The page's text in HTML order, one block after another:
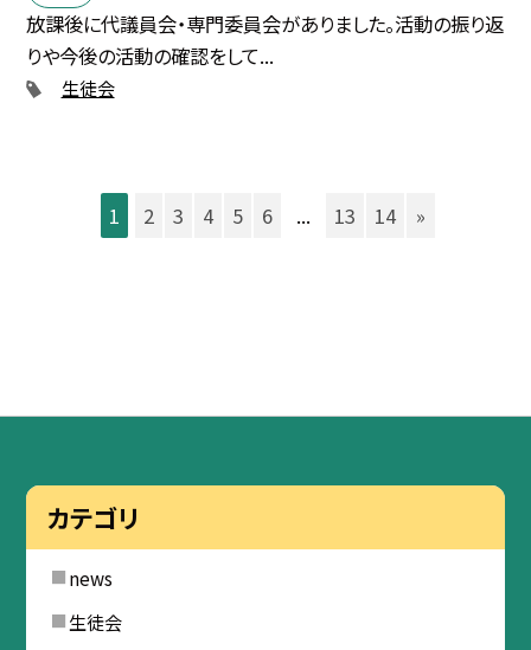
放課後に代議員会・専門委員会がありました。活動の振り返
りや今後の活動の確認をして...
生徒会
1 2 3 4 5 6 ... 13 14 »
カテゴリ
news
生徒会